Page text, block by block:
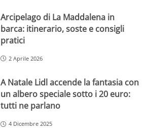
Arcipelago di La Maddalena in
barca: itinerario, soste e consigli
pratici
2 Aprile 2026
A Natale Lidl accende la fantasia con
un albero speciale sotto i 20 euro:
tutti ne parlano
4 Dicembre 2025